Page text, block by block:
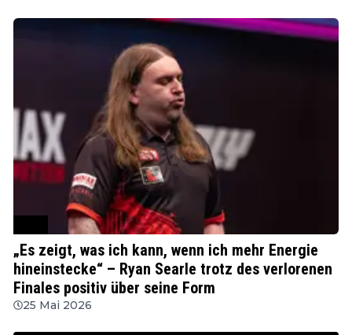
„Es zeigt, was ich kann, wenn ich mehr Energie
hineinstecke“ – Ryan Searle trotz des verlorenen
Finales positiv über seine Form
25 Mai 2026